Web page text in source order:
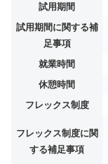
試用期間
試用期間に関する補
足事項
就業時間
休憩時間
フレックス制度
フレックス制度に関
する補足事項